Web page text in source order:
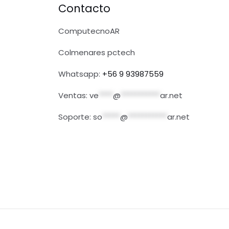
Contacto
ComputecnoAR
Colmenares pctech
Whatsapp: +56 9 93987559
Ventas: ve @
ar.net
Soporte: so @ ar.net